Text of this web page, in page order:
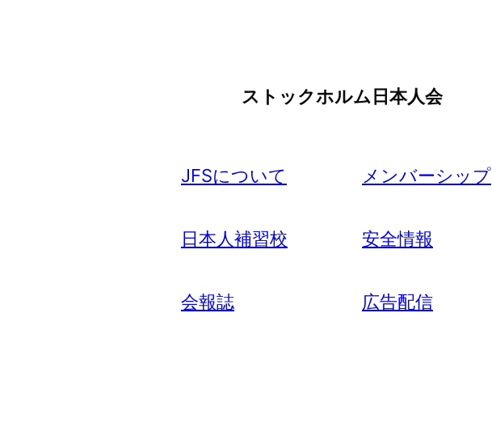
ストックホルム日本人会
JFSについて メンバーシップ
日本人補習校 安全情報
会報誌 広告配信